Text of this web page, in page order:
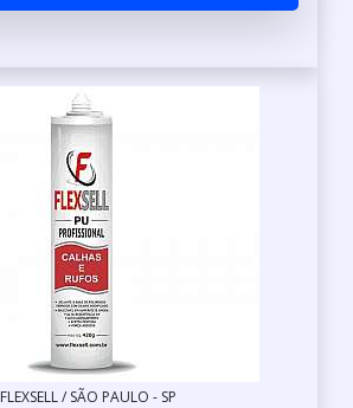
FLEXSELL / SÃO PAULO - SP